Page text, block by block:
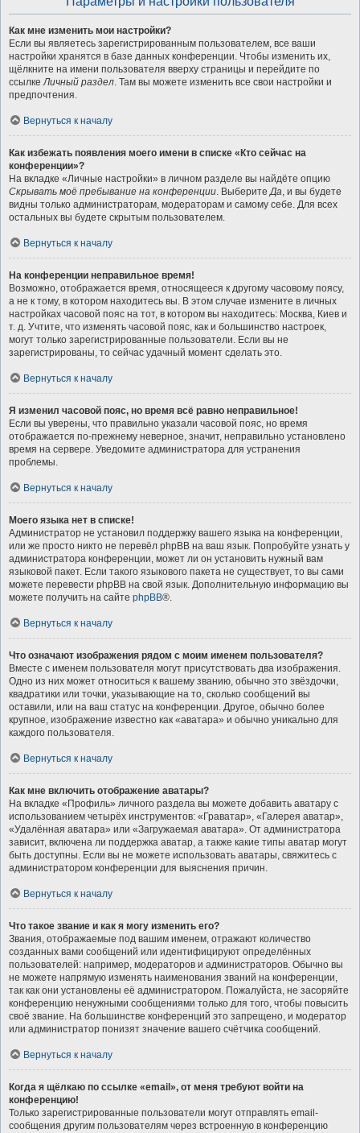
Как мне изменить мои настройки?
Если вы являетесь зарегистрированным пользователем, все ваши
настройки хранятся в базе данных конференции. Чтобы изменить их,
щёлкните на имени пользователя вверху страницы и перейдите по
ссылкеЛичный раздел. Там вы можете изменить все свои настройки и
предпочтения.
Вернуться к началу
Как избежать появления моего имени в списке «Кто сейчас на
конференции»?
На вкладке «Личные настройки» в личном разделе вы найдёте опцию
Скрывать моё пребывание на конференции. ВыберитеДа, и вы будете
видны только администраторам, модераторам и самому себе. Для всех
остальных вы будете скрытым пользователем.
Вернуться к началу
На конференции неправильное время!
Возможно, отображается время, относящееся к другому часовому поясу,
а не к тому, в котором находитесь вы. В этом случае измените в личных
настройках часовой пояс на тот, в котором вы находитесь: Москва, Киев и
т. д. Учтите, что изменять часовой пояс, как и большинство настроек,
могут только зарегистрированные пользователи. Если вы не
зарегистрированы, то сейчас удачный момент сделать это.
Вернуться к началу
Я изменил часовой пояс, но время всё равно неправильное!
Если вы уверены, что правильно указали часовой пояс, но время
отображается по-прежнему неверное, значит, неправильно установлено
время на сервере. Уведомите администратора для устранения
проблемы.
Вернуться к началу
Моего языка нет в списке!
Администратор не установил поддержку вашего языка на конференции,
или же просто никто не перевёл phpBB на ваш язык. Попробуйте узнать у
администратора конференции, может ли он установить нужный вам
языковой пакет. Если такого языкового пакета не существует, то вы сами
можете перевести phpBB на свой язык. Дополнительную информацию вы
можете получить на сайте phpBB®.
Вернуться к началу
Что означают изображения рядом с моим именем пользователя?
Вместе с именем пользователя могут присутствовать два изображения.
Одно из них может относиться к вашему званию, обычно это звёздочки,
квадратики или точки, указывающие на то, сколько сообщений вы
оставили, или на ваш статус на конференции. Другое, обычно более
крупное, изображение известно как «аватара» и обычно уникально для
каждого пользователя.
Вернуться к началу
Как мне включить отображение аватары?
На вкладке «Профиль» личного раздела вы можете добавить аватару с
использованием четырёх инструментов: «Граватар», «Галерея аватар»,
«Удалённая аватара» или «Загружаемая аватара». От администратора
зависит, включена ли поддержка аватар, а также какие типы аватар могут
быть доступны. Если вы не можете использовать аватары, свяжитесь с
администратором конференции для выяснения причин.
Вернуться к началу
Что такое звание и как я могу изменить его?
Звания, отображаемые под вашим именем, отражают количество
созданных вами сообщений или идентифицируют определённых
пользователей: например, модераторов и администраторов. Обычно вы
не можете напрямую изменять наименования званий на конференции,
так как они установлены её администратором. Пожалуйста, не засоряйте
конференцию ненужными сообщениями только для того, чтобы повысить
своё звание. На большинстве конференций это запрещено, и модератор
или администратор понизят значение вашего счётчика сообщений.
Вернуться к началу
Когда я щёлкаю по ссылке «email», от меня требуют войти на
конференцию!
Только зарегистрированные пользователи могут отправлять email-
сообщения другим пользователям через встроенную в конференцию